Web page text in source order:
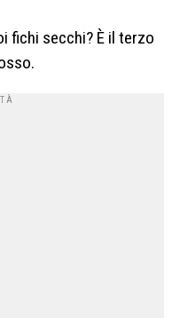
fichi secchi? È il terzo